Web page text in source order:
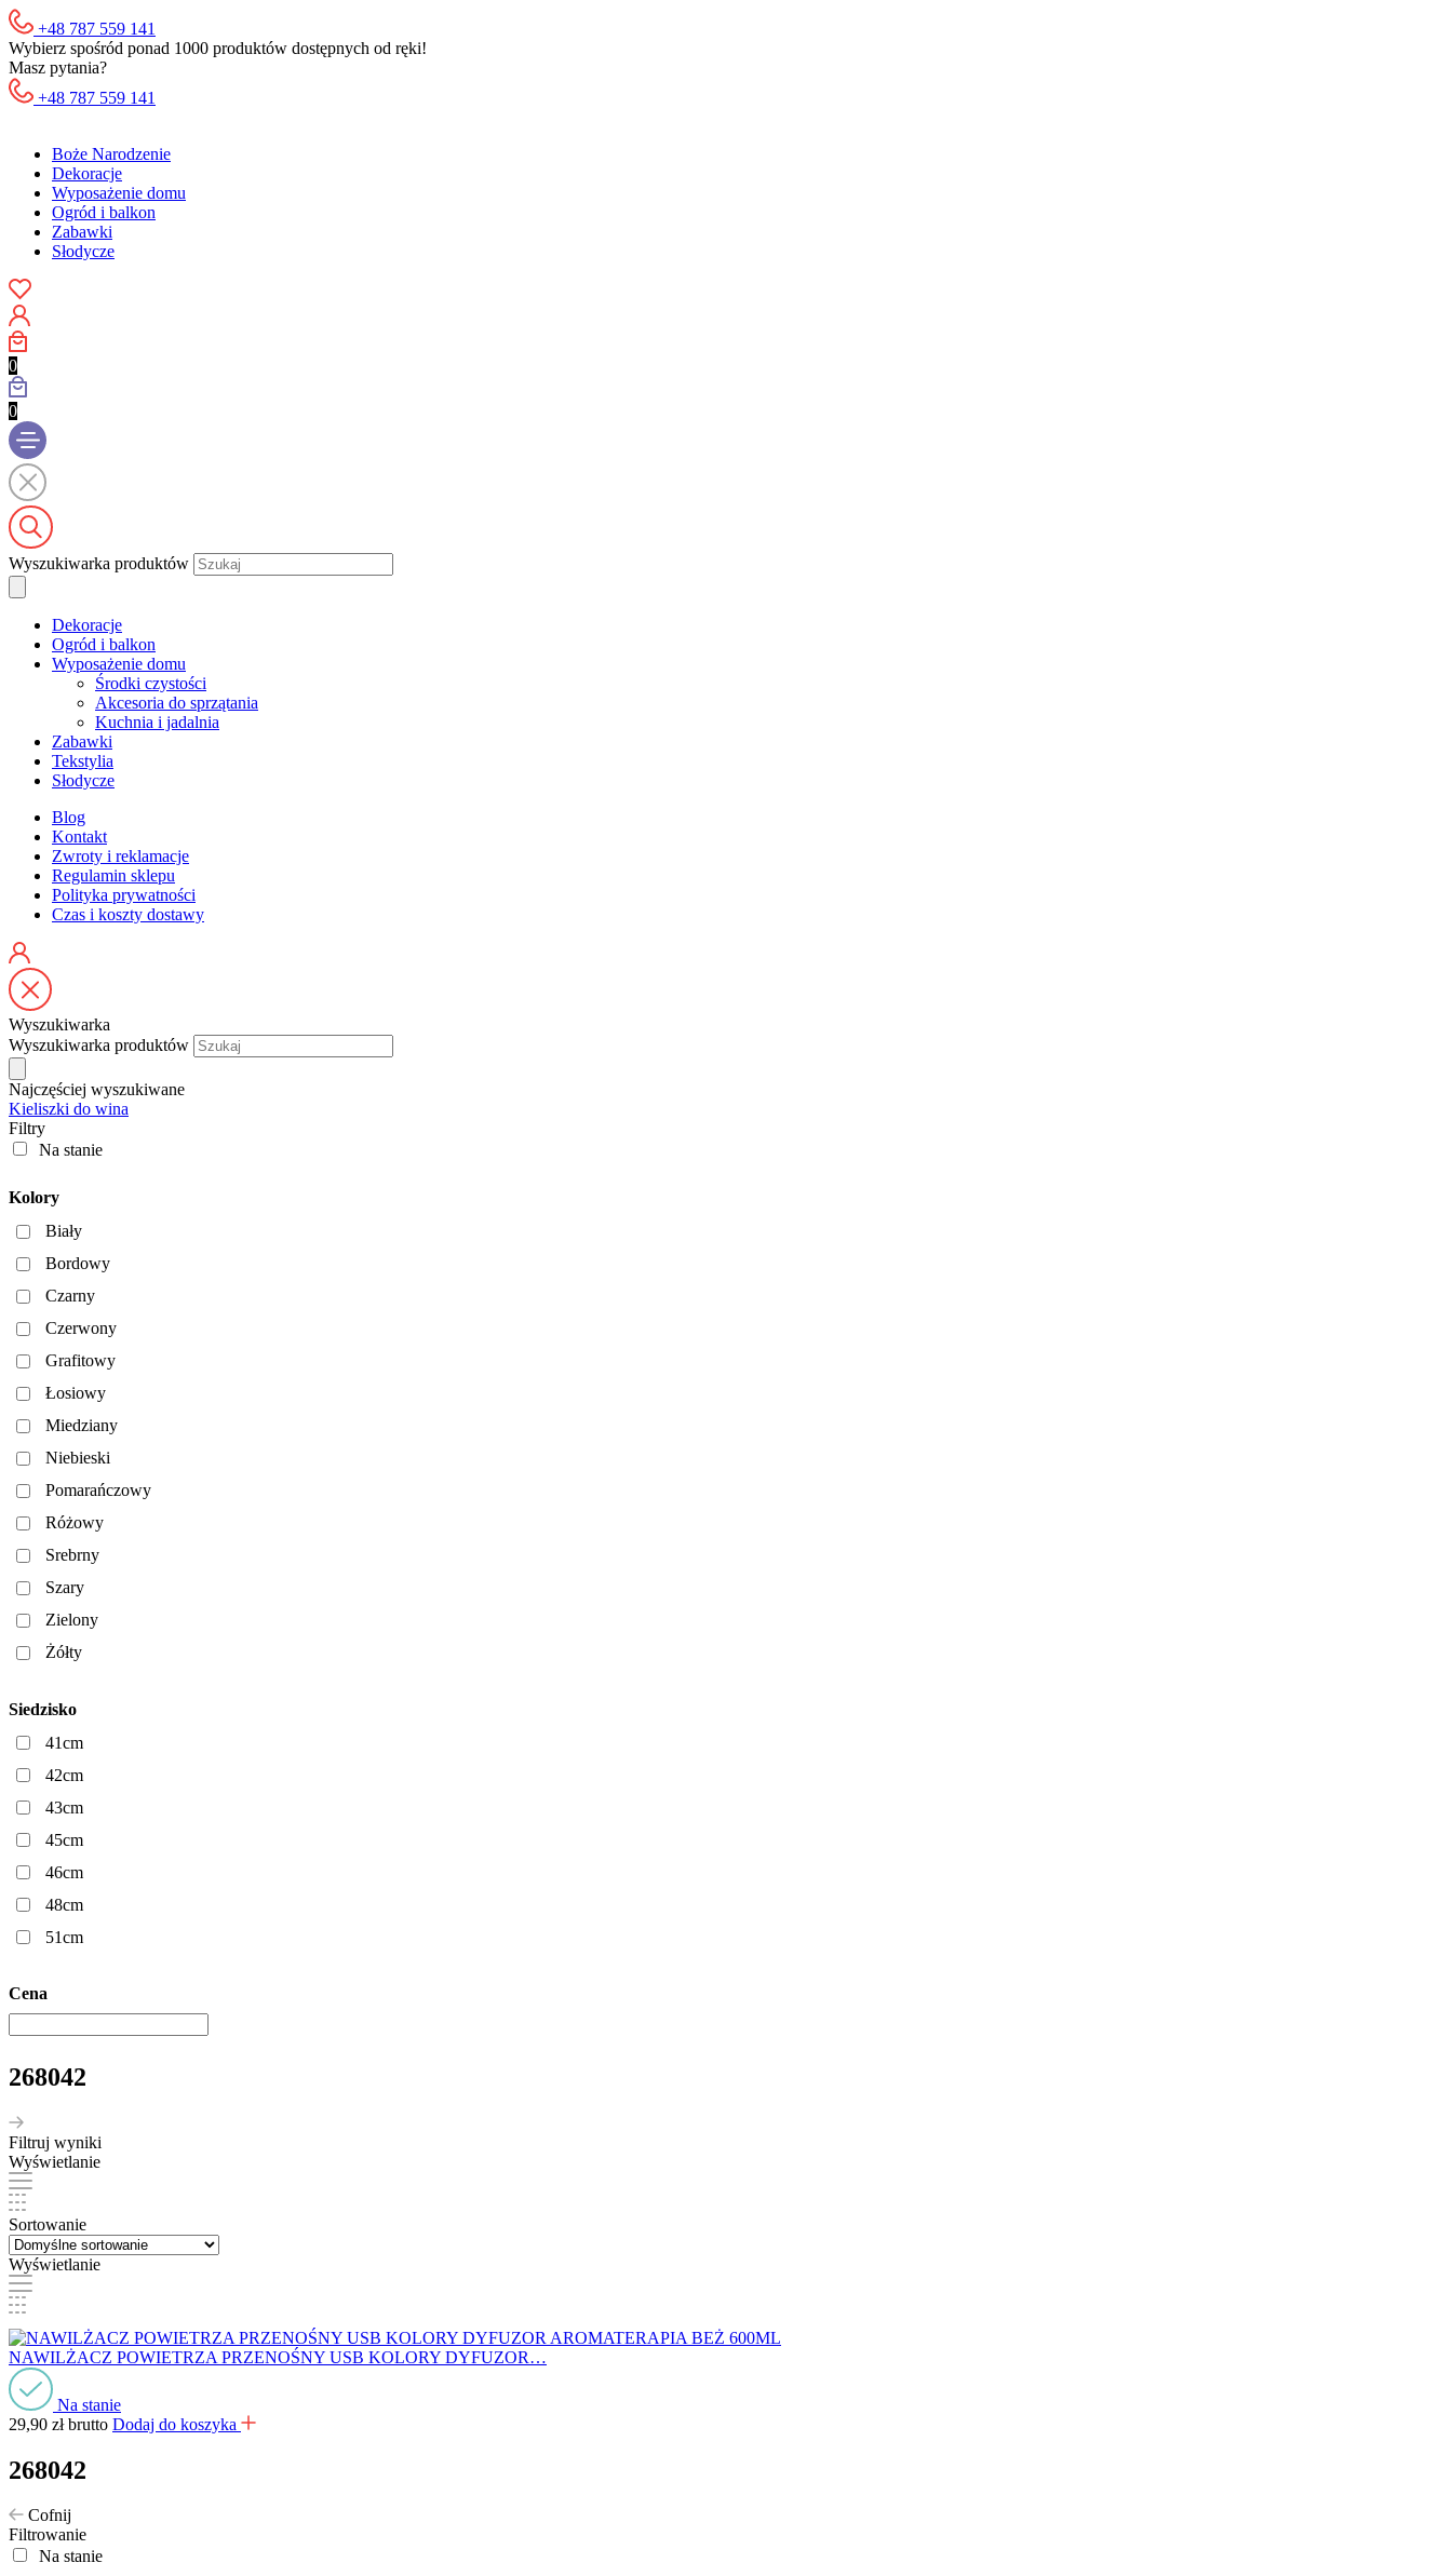
+48 787 559 141
Wybierz spośród ponad 1000 produktów dostępnych od ręki!
Masz pytania?
+48 787 559 141
Boże Narodzenie
Dekoracje
Wyposażenie domu
Ogród i balkon
Zabawki
Słodycze
0
0
Wyszukiwarka produktów
Dekoracje
Ogród i balkon
Wyposażenie domu
Środki czystości
Akcesoria do sprzątania
Kuchnia i jadalnia
Zabawki
Tekstylia
Słodycze
Blog
Kontakt
Zwroty i reklamacje
Regulamin sklepu
Polityka prywatności
Czas i koszty dostawy
Wyszukiwarka
Wyszukiwarka produktów
Najczęściej wyszukiwane
Kieliszki do wina
Filtry
Na stanie
Kolory
Biały
Bordowy
Czarny
Czerwony
Grafitowy
Łosiowy
Miedziany
Niebieski
Pomarańczowy
Różowy
Srebrny
Szary
Zielony
Żółty
Siedzisko
41cm
42cm
43cm
45cm
46cm
48cm
51cm
Cena
268042
Filtruj wyniki
Wyświetlanie
Sortowanie
Wyświetlanie
NAWILŻACZ POWIETRZA PRZENOŚNY USB KOLORY DYFUZOR…
Na stanie
29,90 zł brutto Dodaj do koszyka
268042
Cofnij
Filtrowanie
Na stanie